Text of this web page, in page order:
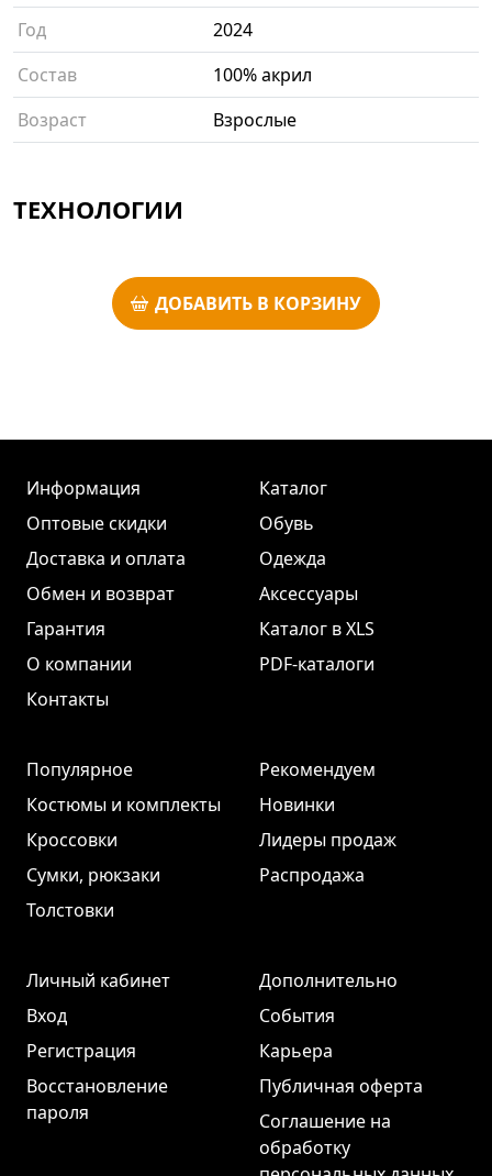
Год
2024
Состав
100% акрил
Возраст
Взрослые
ТЕХНОЛОГИИ
ДОБАВИТЬ В КОРЗИНУ
Информация
Оптовые скидки
Доставка и оплата
Обмен и возврат
Гарантия
О компании
Контакты
Каталог
Обувь
Одежда
Аксессуары
Каталог в XLS
PDF-каталоги
Популярное
Костюмы и комплекты
Кроссовки
Сумки, рюкзаки
Толстовки
Рекомендуем
Новинки
Лидеры продаж
Распродажа
Личный кабинет
Вход
Регистрация
Восстановление
пароля
Дополнительно
События
Карьера
Публичная оферта
Соглашение на
обработку